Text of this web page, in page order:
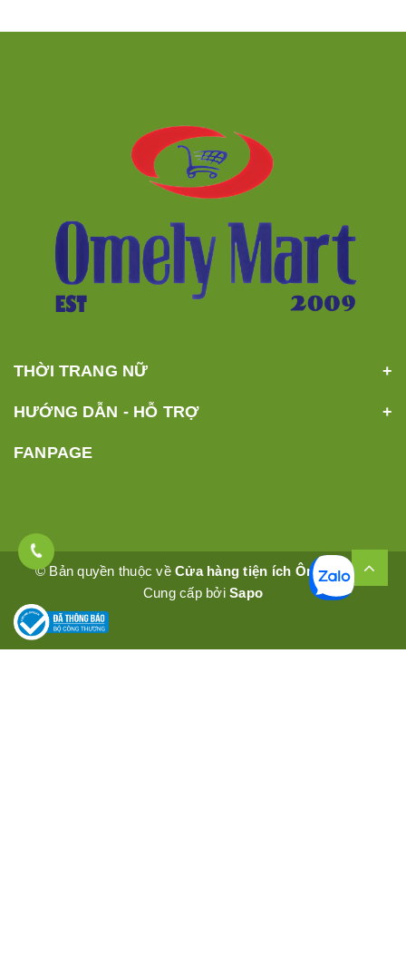
THỜI TRANG NỮ
HƯỚNG DẪN - HỖ TRỢ
FANPAGE
© Bản quyền thuộc vềCửa hàng tiện ích Ômêly Mart
Cung cấp bởiSapo